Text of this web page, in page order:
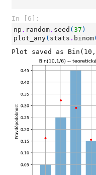
In [6]:
np . random. seed ( 37 )
plot_any( stats . binom(